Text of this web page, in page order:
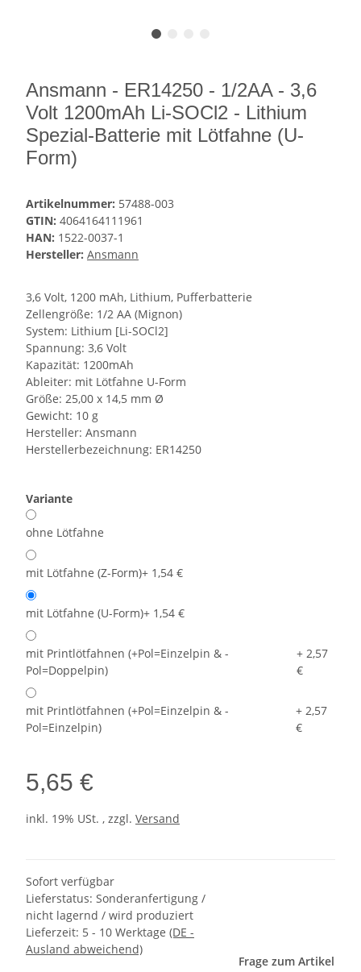
Ansmann - ER14250 - 1/2AA - 3,6
Volt 1200mAh Li-SOCl2 - Lithium
Spezial-Batterie mit Lötfahne (U-
Form)
Artikelnummer: 57488-003
GTIN: 4064164111961
HAN: 1522-0037-1
Hersteller: Ansmann
3,6 Volt, 1200 mAh, Lithium, Pufferbatterie
Zellengröße: 1/2 AA (Mignon)
System: Lithium [Li-SOCl2]
Spannung: 3,6 Volt
Kapazität: 1200mAh
Ableiter: mit Lötfahne U-Form
Größe: 25,00 x 14,5 mm Ø
Gewicht: 10 g
Hersteller: Ansmann
Herstellerbezeichnung: ER14250
Variante
ohne Lötfahne
mit Lötfahne (Z-Form)+ 1,54 €
mit Lötfahne (U-Form)+ 1,54 €
mit Printlötfahnen (+Pol=Einzelpin & -
Pol=Doppelpin)
+ 2,57
€
mit Printlötfahnen (+Pol=Einzelpin & -
Pol=Einzelpin)
+ 2,57
€
5,65 €
inkl. 19% USt. , zzgl. Versand
Sofort verfügbar
Lieferstatus: Sonderanfertigung /
nicht lagernd / wird produziert
Lieferzeit: 5 - 10 Werktage (DE -
Ausland abweichend)
Frage zum Artikel